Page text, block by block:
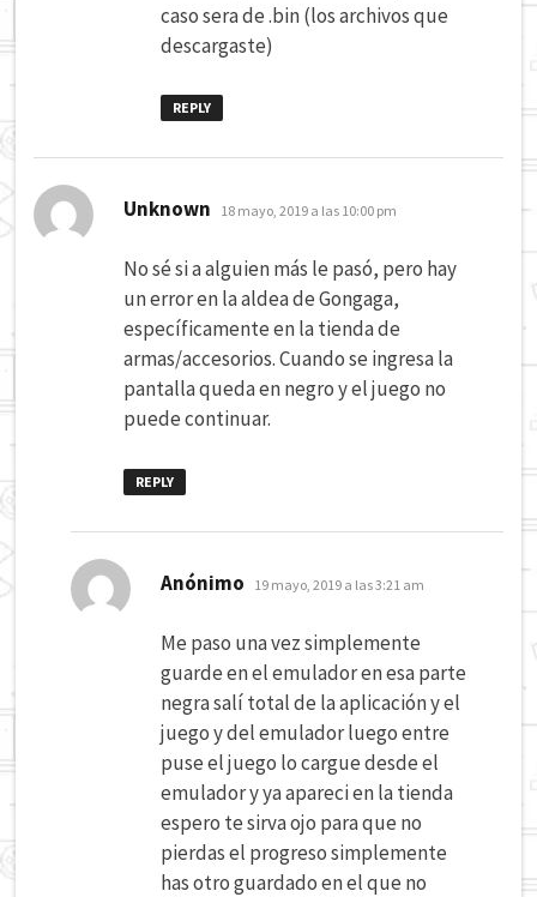
caso sera de .bin (los archivos que
descargaste)
REPLY
Unknown dice:
18 mayo, 2019 a las 10:00 pm
No sé si a alguien más le pasó, pero hay
un error en la aldea de Gongaga,
específicamente en la tienda de
armas/accesorios. Cuando se ingresa la
pantalla queda en negro y el juego no
puede continuar.
REPLY
Anónimo dice:
19 mayo, 2019 a las 3:21 am
Me paso una vez simplemente
guarde en el emulador en esa parte
negra salí total de la aplicación y el
juego y del emulador luego entre
puse el juego lo cargue desde el
emulador y ya apareci en la tienda
espero te sirva ojo para que no
pierdas el progreso simplemente
has otro guardado en el que no